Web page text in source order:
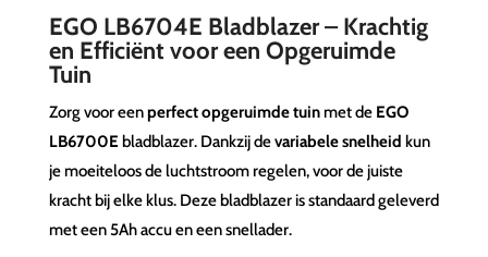
EGO LB6704E Bladblazer – Krachtig
en Efficiënt voor een Opgeruimde
Tuin
Zorg voor eenperfect opgeruimde tuinmet de EGO
LB6700E bladblazer. Dankzij devariabele snelheid kun
je moeiteloos de luchtstroom regelen, voor de juiste
kracht bij elke klus. Deze bladblazer is standaard geleverd
met een 5Ah accu en een snellader.